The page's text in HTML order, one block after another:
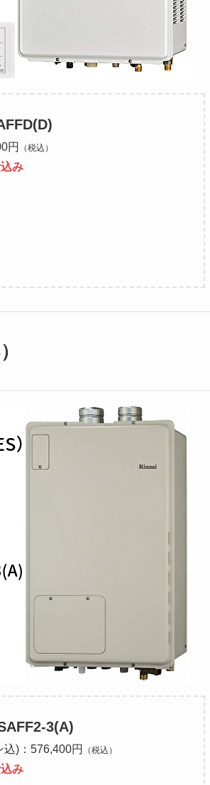
円 （税込）
み
3(A)
込)：576,400円 （税込）
み